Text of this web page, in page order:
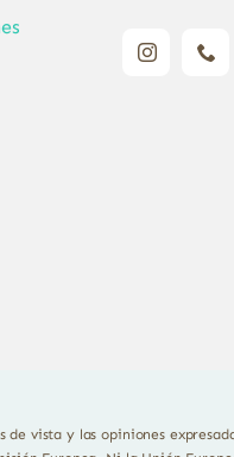
vista y las opiniones